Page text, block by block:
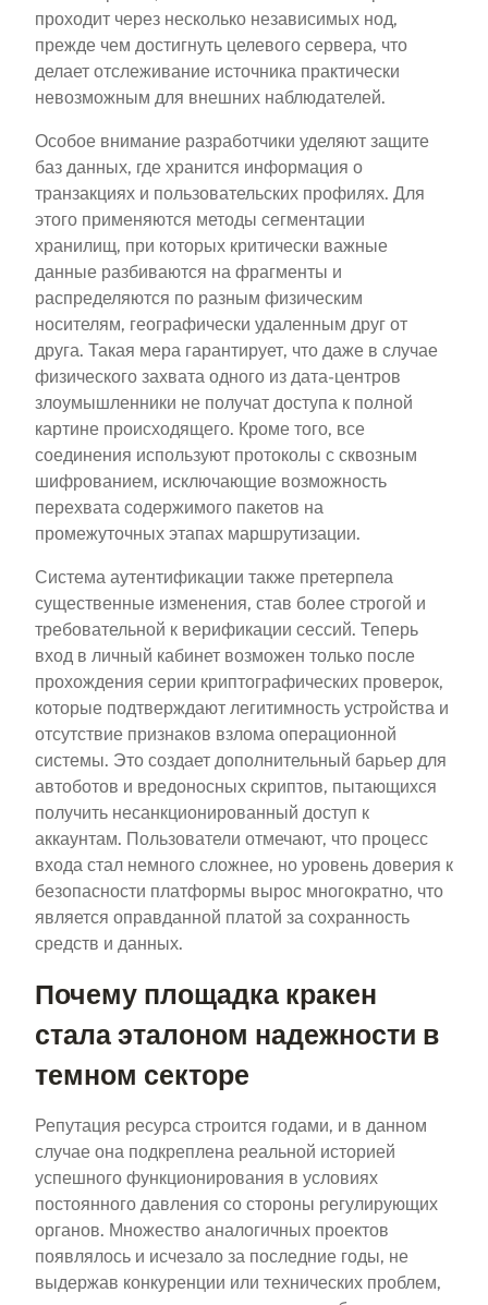
проходит через несколько независимых нод,
прежде чем достигнуть целевого сервера, что
делает отслеживание источника практически
невозможным для внешних наблюдателей.
Особое внимание разработчики уделяют защите
баз данных, где хранится информация о
транзакциях и пользовательских профилях. Для
этого применяются методы сегментации
хранилищ, при которых критически важные
данные разбиваются на фрагменты и
распределяются по разным физическим
носителям, географически удаленным друг от
друга. Такая мера гарантирует, что даже в случае
физического захвата одного из дата-центров
злоумышленники не получат доступа к полной
картине происходящего. Кроме того, все
соединения используют протоколы с сквозным
шифрованием, исключающие возможность
перехвата содержимого пакетов на
промежуточных этапах маршрутизации.
Система аутентификации также претерпела
существенные изменения, став более строгой и
требовательной к верификации сессий. Теперь
вход в личный кабинет возможен только после
прохождения серии криптографических проверок,
которые подтверждают легитимность устройства и
отсутствие признаков взлома операционной
системы. Это создает дополнительный барьер для
автоботов и вредоносных скриптов, пытающихся
получить несанкционированный доступ к
аккаунтам. Пользователи отмечают, что процесс
входа стал немного сложнее, но уровень доверия к
безопасности платформы вырос многократно, что
является оправданной платой за сохранность
средств и данных.
Почему площадка кракен
стала эталоном надежности в
темном секторе
Репутация ресурса строится годами, и в данном
случае она подкреплена реальной историей
успешного функционирования в условиях
постоянного давления со стороны регулирующих
органов. Множество аналогичных проектов
появлялось и исчезало за последние годы, не
выдержав конкуренции или технических проблем,